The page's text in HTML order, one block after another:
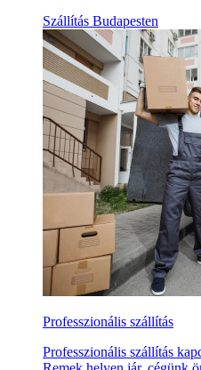
Szállítás Budapesten
Professzionális szállítás
Professzionális szállítás